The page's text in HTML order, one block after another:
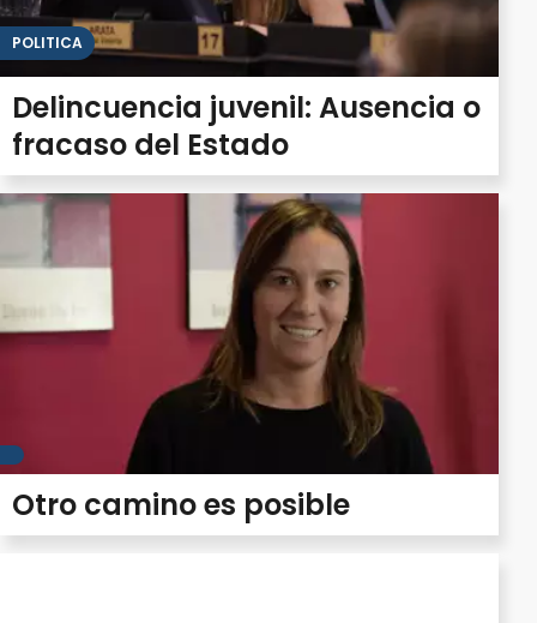
POLITICA
Delincuencia juvenil: Ausencia o
fracaso del Estado
Otro camino es posible